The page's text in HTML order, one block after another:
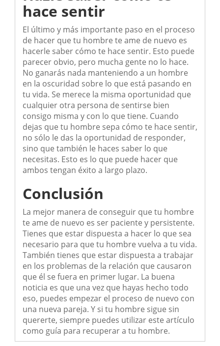
hace sentir
El último y más importante paso en el proceso
de hacer que tu hombre te ame de nuevo es
hacerle saber cómo te hace sentir. Esto puede
parecer obvio, pero mucha gente no lo hace.
No ganarás nada manteniendo a un hombre
en la oscuridad sobre lo que está pasando en
tu vida. Se merece la misma oportunidad que
cualquier otra persona de sentirse bien
consigo misma y con lo que tiene. Cuando
dejas que tu hombre sepa cómo te hace sentir,
no sólo le das la oportunidad de responder,
sino que también le haces saber lo que
necesitas. Esto es lo que puede hacer que
ambos tengan éxito a largo plazo.
Conclusión
La mejor manera de conseguir que tu hombre
te ame de nuevo es ser paciente y persistente.
Tienes que estar dispuesta a hacer lo que sea
necesario para que tu hombre vuelva a tu vida.
También tienes que estar dispuesta a trabajar
en los problemas de la relación que causaron
que él se fuera en primer lugar. La buena
noticia es que una vez que hayas hecho todo
eso, puedes empezar el proceso de nuevo con
una nueva pareja. Y si tu hombre sigue sin
quererte, siempre puedes utilizar este artículo
como guía para recuperar a tu hombre.